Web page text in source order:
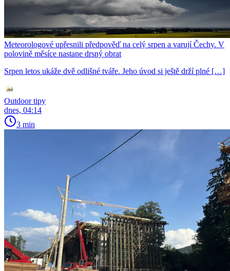
Meteorologové upřesnili předpověď na celý srpen a varují Čechy. V
polovině měsíce nastane drsný obrat
Srpen letos ukáže dvě odlišné tváře. Jeho úvod si ještě drží plné […]
Outdoor tipy
dnes, 04:14
3 min